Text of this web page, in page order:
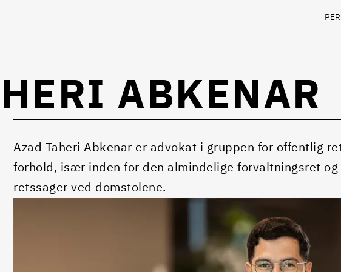
ABKENAR
Azad Taheri Abkenar er advokat i gruppen for offentlig
forhold, især inden for den almindelige forvaltningsret og
retssager ved domstolene.